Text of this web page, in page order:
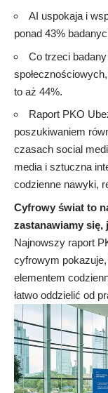
AI uspokaja i
ponad 43%
Co trzeci
to aż 44%.
Raport PKO
poszukiwaniem
czasach social
media i sztuczna
codzienne nawyki,
Cyfrowy świat to
zastanawiamy się,
Najnowszy raport
cyfrowym
elementem
łatwo oddzielić od